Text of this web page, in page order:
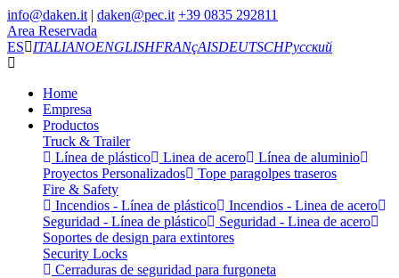
info@daken.it | daken@pec.it +39 0835 292811
Area Reservada
ES
ITALIANOENGLISHFRANçAISDEUTSCHРусский
Home
Empresa
Productos
Truck & Trailer
Línea de plástico
Linea de acero
Línea de aluminio
Proyectos Personalizados
Tope paragolpes traseros
Fire & Safety
Incendios - Línea de plástico
Incendios - Linea de acero
Seguridad - Línea de plástico
Seguridad - Linea de acero
Soportes de design para extintores
Security Locks
Cerraduras de seguridad para furgoneta